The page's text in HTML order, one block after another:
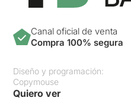
Canal oficial de venta
Compra 100% segura
Diseño y programación:
Copymouse
Quiero ver